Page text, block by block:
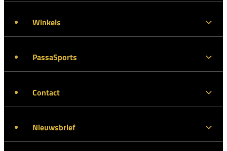
Winkels
PassaSports
Contact
Nieuwsbrief